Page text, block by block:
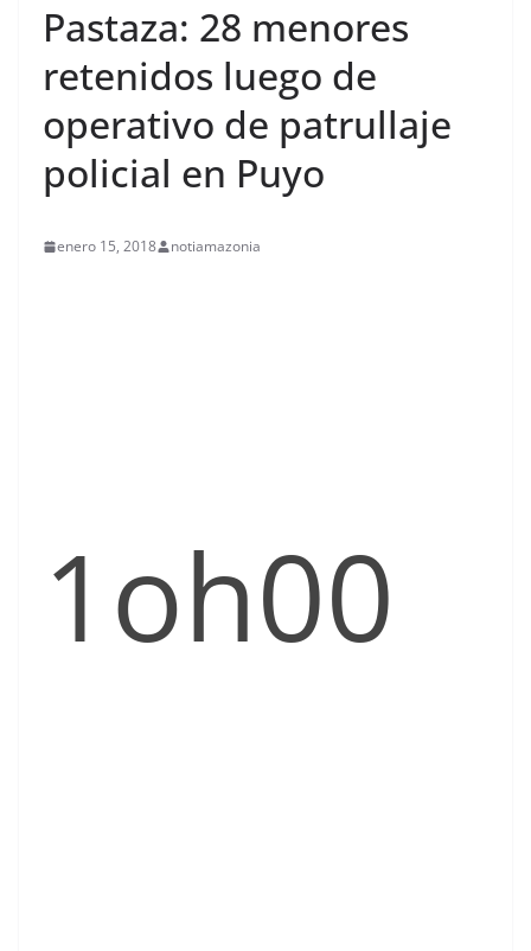
Pastaza: 28 menores
retenidos luego de
operativo de patrullaje
policial en Puyo
enero 15, 2018 notiamazonia
1oh00